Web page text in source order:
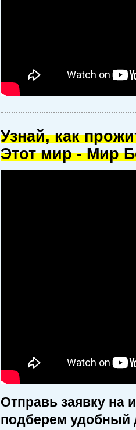
Узнай, как
Этот мир - Мир
Отправь заявку на
подберем удобный